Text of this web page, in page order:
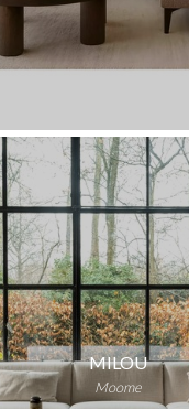
MILOU
Moome